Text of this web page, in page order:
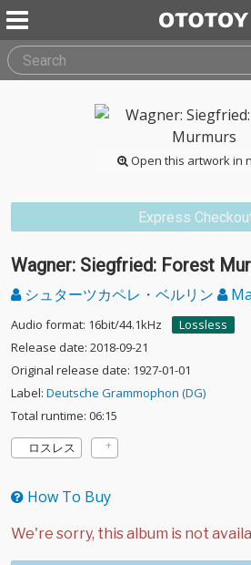
Open this artwork in
Express
Wagner: Siegfried: Forest
シュターツカペレ・ベルリン
Audio format: 16bit/44.1kHz
Lossless
Release date: 2018-09-21
Original release date: 1927-01-01
Label: Deutsche Grammophon (DG)
Total runtime: 06:15
ロスレス
How To Buy